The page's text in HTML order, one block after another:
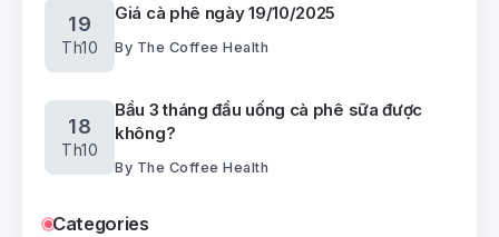
19
Th10
Giá cà phê ngày 19/10/2025
By The Coffee Health
18
Th10
Bầu 3 tháng đầu uống cà phê sữa được
không?
By The Coffee Health
Categories